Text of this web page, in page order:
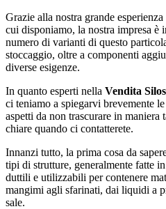
Grazie alla nostra grande
cui disponiamo, la nostra impresa è
numero di varianti di questo
stoccaggio, oltre a componenti
diverse esigenze.
In quanto esperti nella Vendita
ci teniamo a spiegarvi brevemente
aspetti da non trascurare in maniera
chiare quando ci contatterete.
Innanzi tutto, la prima cosa da
tipi di strutture, generalmente fatte
duttili e utilizzabili per contenere
mangimi agli sfarinati, dai liquidi a
sale.